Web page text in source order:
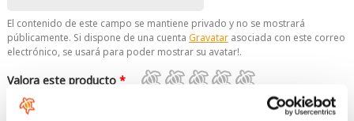
El contenido de este campo se mantiene privado y no se mostrará
públicamente. Si dispone de una cuenta Gravatarasociada con este correo
electrónico, se usará para poder mostrar su avatar!.
Valora este producto *
Comentario